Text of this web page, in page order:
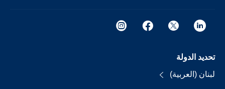
تحديد الدولة
لبنان (العربية)